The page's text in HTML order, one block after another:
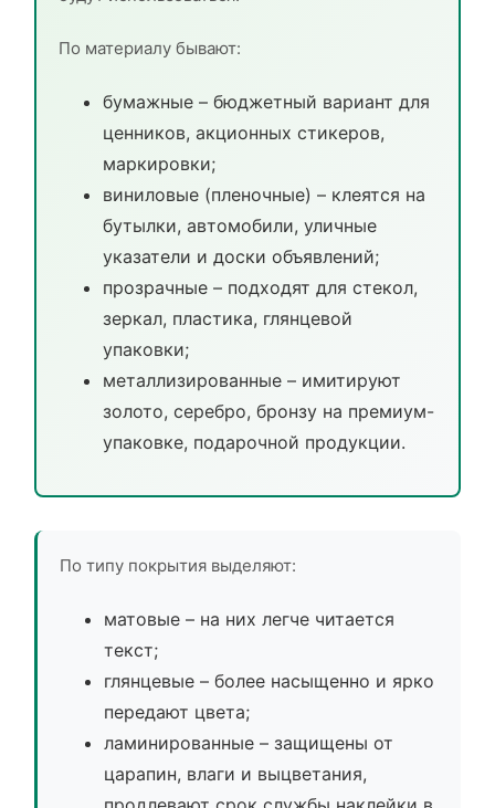
По материалу бывают:
бумажные – бюджетный вариант для
ценников, акционных стикеров,
маркировки;
виниловые (пленочные) – клеятся на
бутылки, автомобили, уличные
указатели и доски объявлений;
прозрачные – подходят для стекол,
зеркал, пластика, глянцевой
упаковки;
металлизированные – имитируют
золото, серебро, бронзу на премиум-
упаковке, подарочной продукции.
По типу покрытия выделяют:
матовые – на них легче читается
текст;
глянцевые – более насыщенно и ярко
передают цвета;
ламинированные – защищены от
царапин, влаги и выцветания,